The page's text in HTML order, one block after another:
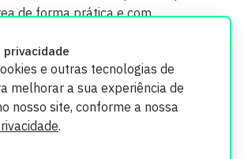
privacidade
e outras tecnologias de
melhorar a sua experiência de
nosso site, conforme a nossa
.
de forma prática e com